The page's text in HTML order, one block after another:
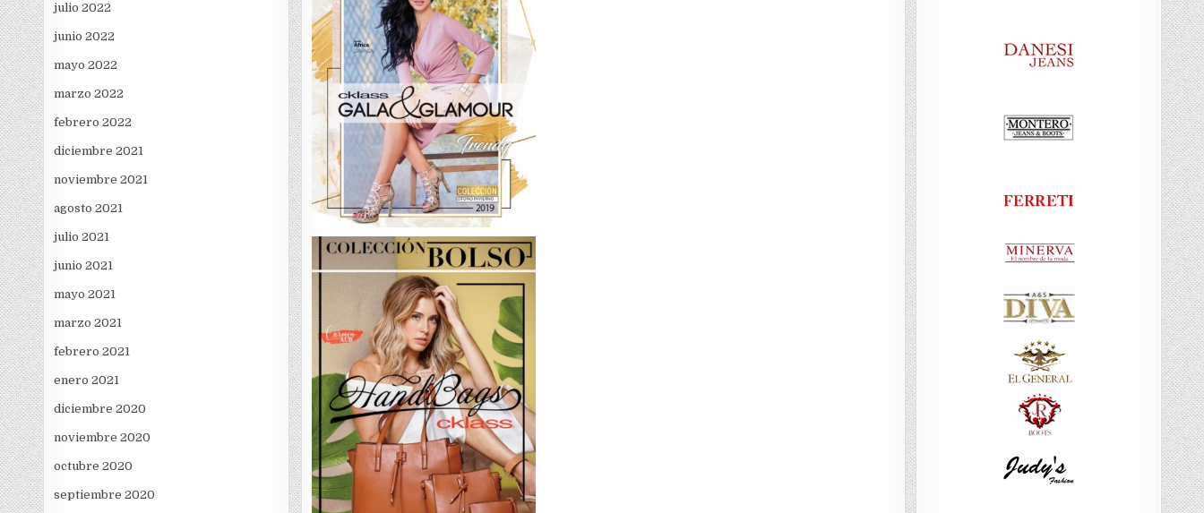
julio 2022
junio 2022
mayo 2022
marzo 2022
febrero 2022
diciembre 2021
noviembre 2021
agosto 2021
julio 2021
junio 2021
mayo 2021
marzo 2021
febrero 2021
enero 2021
diciembre 2020
noviembre 2020
octubre 2020
septiembre 2020